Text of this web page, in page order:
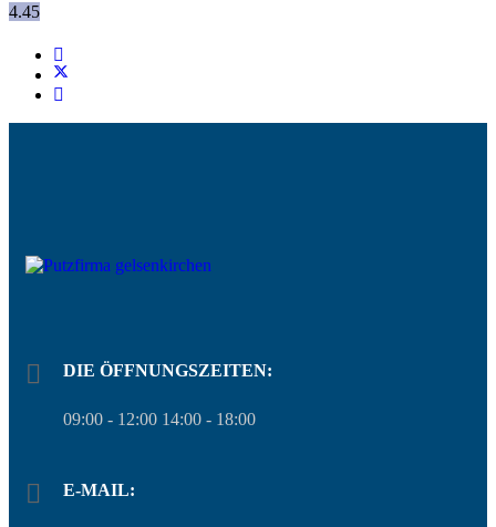
4.45
DIE ÖFFNUNGSZEITEN:
09:00 - 12:00 14:00 - 18:00
E-MAIL: